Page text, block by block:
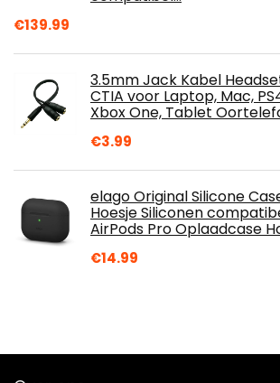
€139.99
3.5mm Jack Kabel
CTIA voor Laptop, Mac,
Xbox One, Tablet
€3.99
elago Original Silicone
Hoesje Siliconen
AirPods Pro Oplaadcase
€14.99